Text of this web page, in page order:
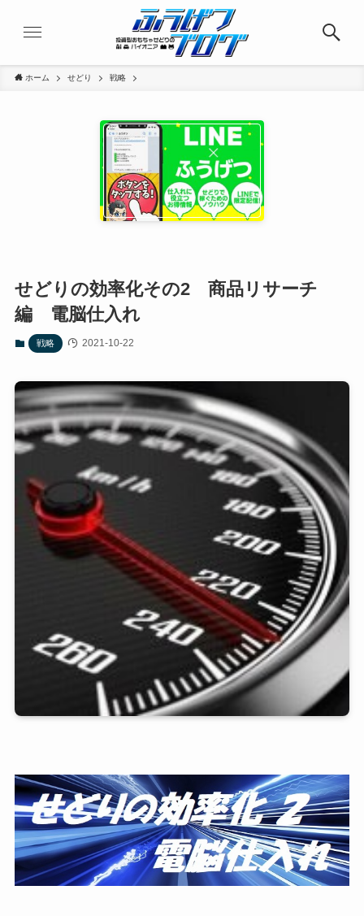
ホーム せどり 戦略
せどりの効率化その2 商品リサーチ
編 電脳仕入れ
戦略 2021-10-22